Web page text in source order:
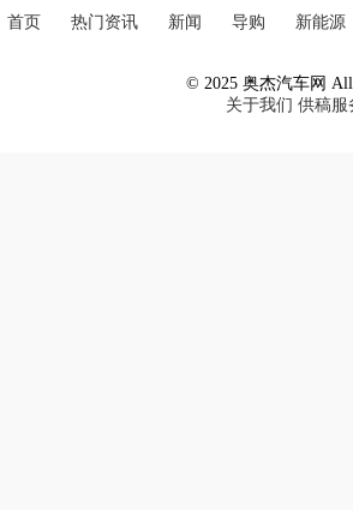
首页 热门资讯 新闻 导购 新能源
© 2025 奥杰汽车网 All
关于我们 供稿服